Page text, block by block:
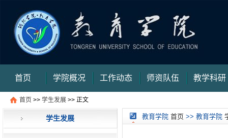
首页 学院概况 工作动态 师资队伍 教学科研
审核评估 信件提交
首页 >> 学生发展 >> 正文
学生发展 教育学院 首页 >> 教育学院